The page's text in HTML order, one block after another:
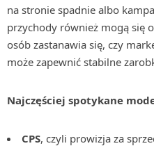
na stronie spadnie albo
przychody również mogą się
osób zastanawia się, czy
może zapewnić stabilne
Najczęściej spotykane
CPS, czyli prowizja za